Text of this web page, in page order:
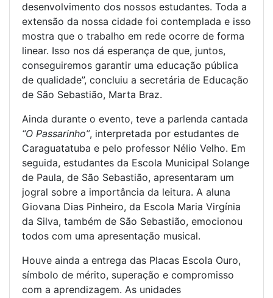
desenvolvimento dos nossos estudantes. Toda a
extensão da nossa cidade foi contemplada e isso
mostra que o trabalho em rede ocorre de forma
linear. Isso nos dá esperança de que, juntos,
conseguiremos garantir uma educação pública
de qualidade”, concluiu a secretária de Educação
de São Sebastião, Marta Braz.
Ainda durante o evento, teve a parlenda cantada
“O Passarinho”, interpretada por estudantes de
Caraguatatuba e pelo professor Nélio Velho. Em
seguida, estudantes da Escola Municipal Solange
de Paula, de São Sebastião, apresentaram um
jogral sobre a importância da leitura. A aluna
Giovana Dias Pinheiro, da Escola Maria Virgínia
da Silva, também de São Sebastião, emocionou
todos com uma apresentação musical.
Houve ainda a entrega das Placas Escola Ouro,
símbolo de mérito, superação e compromisso
com a aprendizagem. As unidades